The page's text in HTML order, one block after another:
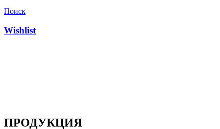
Поиск
Wishlist
ПРОДУКЦИЯ